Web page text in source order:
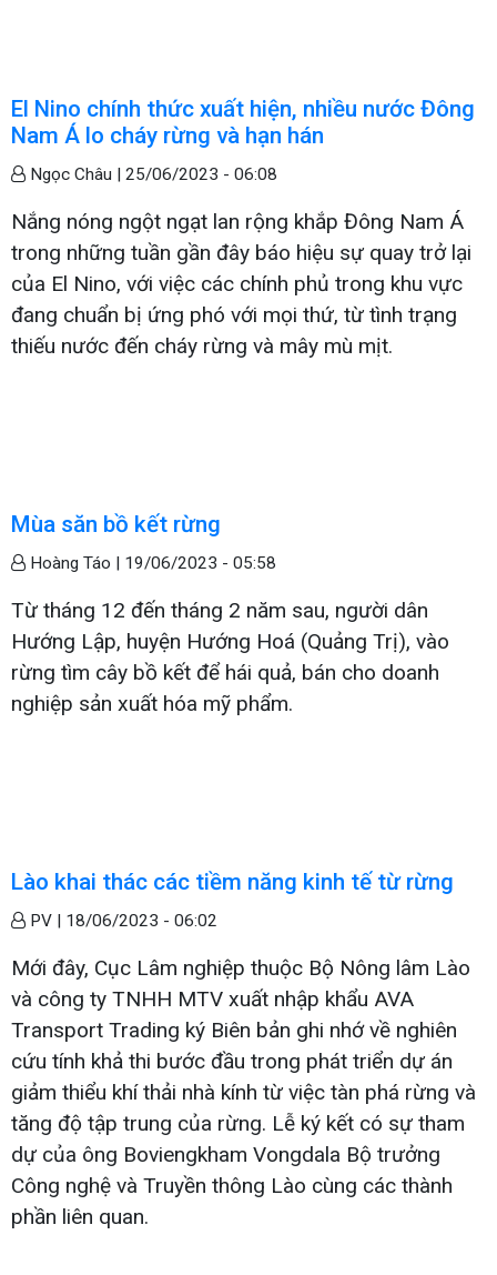
El Nino chính thức xuất hiện, nhiều nước Đông
Nam Á lo cháy rừng và hạn hán
Ngọc Châu | 25/06/2023 - 06:08
Nắng nóng ngột ngạt lan rộng khắp Đông Nam Á
trong những tuần gần đây báo hiệu sự quay trở lại
của El Nino, với việc các chính phủ trong khu vực
đang chuẩn bị ứng phó với mọi thứ, từ tình trạng
thiếu nước đến cháy rừng và mây mù mịt.
Mùa săn bồ kết rừng
Hoàng Táo | 19/06/2023 - 05:58
Từ tháng 12 đến tháng 2 năm sau, người dân
Hướng Lập, huyện Hướng Hoá (Quảng Trị), vào
rừng tìm cây bồ kết để hái quả, bán cho doanh
nghiệp sản xuất hóa mỹ phẩm.
Lào khai thác các tiềm năng kinh tế từ rừng
PV | 18/06/2023 - 06:02
Mới đây, Cục Lâm nghiệp thuộc Bộ Nông lâm Lào
và công ty TNHH MTV xuất nhập khẩu AVA
Transport Trading ký Biên bản ghi nhớ về nghiên
cứu tính khả thi bước đầu trong phát triển dự án
giảm thiểu khí thải nhà kính từ việc tàn phá rừng và
tăng độ tập trung của rừng. Lễ ký kết có sự tham
dự của ông Boviengkham Vongdala Bộ trưởng
Công nghệ và Truyền thông Lào cùng các thành
phần liên quan.